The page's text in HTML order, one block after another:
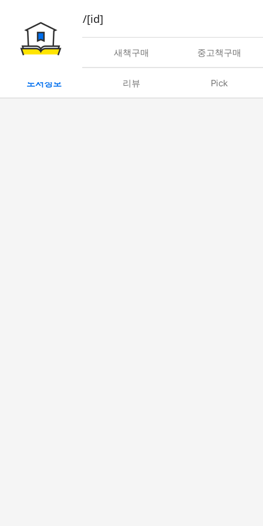
book/rent/[id]
대여 새책구매 중고책구매
도서정보 리뷰 Pick